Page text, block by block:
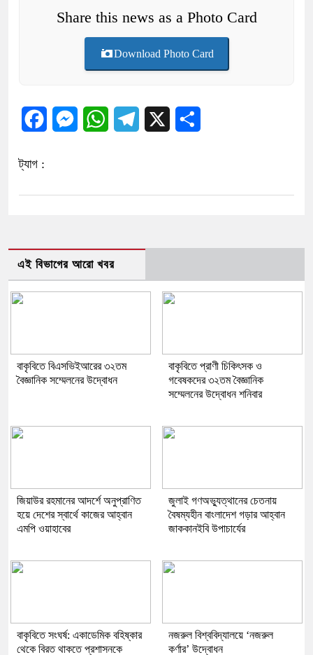
Share this news as a Photo Card
Download Photo Card
FacebookMessengerWhatsAppTelegram
ট্যাগ :
এই বিভাগের আরো খবর
বাকৃবিতে বিএসভিইআরের ৩২তম
বৈজ্ঞানিক সম্মেলনের উদ্বোধন
বাকৃবিতে প্রাণী চিকিৎসক ও
গবেষকদের ৩২তম বৈজ্ঞানিক
সম্মেলনের উদ্বোধন শনিবার
জিয়াউর রহমানের আদর্শে অনুপ্রাণিত
হয়ে দেশের স্বার্থে কাজের আহ্বান
এমপি ওয়াহাবের
জুলাই গণঅভ্যুত্থানের চেতনায়
বৈষম্যহীন বাংলাদেশ গড়ার আহ্বান
জাককানইবি উপাচার্যের
বাকৃবিতে সংঘর্ষ: একাডেমিক বহিষ্কার
থেকে বিরত থাকতে প্রশাসনকে
নজরুল বিশ্ববিদ্যালয়ে ‘নজরুল
কর্ণার’ উদ্বোধন